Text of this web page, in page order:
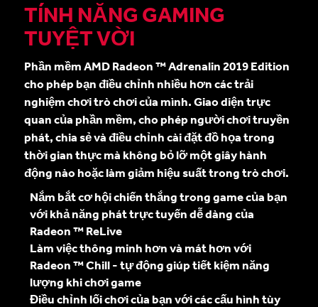
TÍNH NĂNG GAMING
TUYỆT VỜI
Phần mềm AMD Radeon ™ Adrenalin 2019 Edition
cho phép bạn điều chỉnh nhiều hơn các trải
nghiệm chơi trò chơi của mình. Giao diện trực
quan của phần mềm, cho phép người chơi truyền
phát, chia sẻ và điều chỉnh cài đặt đồ họa trong
thời gian thực mà không bỏ lỡ một giây hành
động nào hoặc làm giảm hiệu suất trong trò chơi.
Nắm bắt cơ hội chiến thắng trong game của bạn
với khả năng phát trực tuyến dễ dàng của
Radeon ™ ReLive
Làm việc thông minh hơn và mát hơn với
Radeon ™ Chill - tự động giúp tiết kiệm năng
lượng khi chơi game
Điều chỉnh lối chơi của bạn với các cấu hình tùy